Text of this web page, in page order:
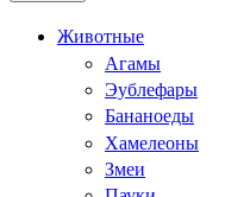
Животные
Агамы
Эублефары
Бананоеды
Хамелеоны
Змеи